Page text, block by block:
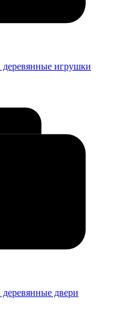
деревянные игрушки
двери